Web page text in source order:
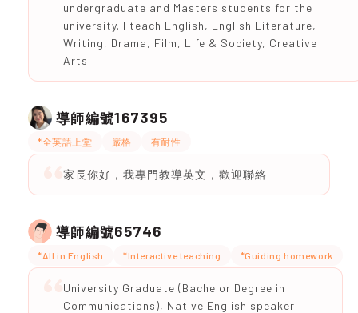
undergraduate and Masters students for the
university. I teach English, English Literature,
Writing, Drama, Film, Life & Society, Creative
Arts.
導師編號167395
*全英語上堂 嚴格 有耐性
家長你好，我專門教導英文，歡迎聯絡
導師編號65746
*All in English *Interactive teaching *Guiding homework
University Graduate (Bachelor Degree in
Communications), Native English speaker